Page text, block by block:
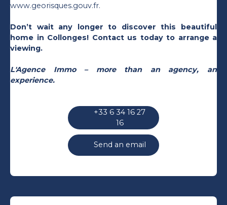
www.georisques.gouv.fr.
Don’t wait any longer to discover this beautiful
home in Collonges! Contact us today to arrange a
viewing.
L'Agence Immo – more than an agency, an
experience.
+33 6 34 16 27
16
Send an email